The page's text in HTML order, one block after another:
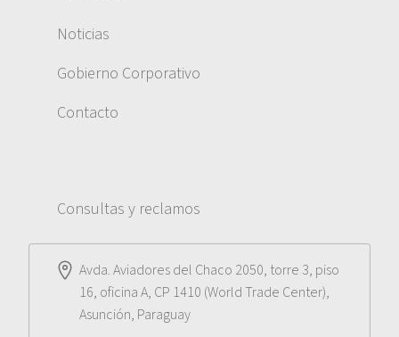
Noticias
Gobierno Corporativo
Contacto
Consultas y reclamos
Avda. Aviadores del Chaco 2050, torre 3, piso
16, oficina A, CP 1410 (World Trade Center),
Asunción, Paraguay